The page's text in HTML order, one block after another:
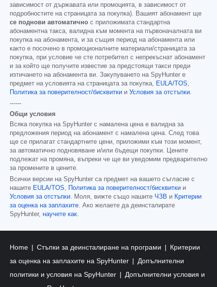
зависимост от държавата или промоцията, в зависимост от
подробностите на страницата за покупка). Вашият абонамент ще
се поднови автоматично с приложимата стандартна
абонаментна такса, валидна към момента на първоначалната ви
покупка на абонамента, и за същия период на абонамента или
както е посочено в промоционалните материали/страницата за
покупка, при условие че сте потребител с непрекъснат абонамент
и за който ще получите известие за предстоящи такси преди
изтичането на абонамента ви. Закупуването на SpyHunter е
предмет на условията на страницата за покупка, EULA/TOS,
Политика за поверителност/бисквитки и Условия за отстъпки.
------
Общи условия
Всяка покупка на SpyHunter с намалена цена е валидна за
предложения период на абонамент с намалена цена. След това
ще се прилагат стандартните цени, приложими към този момент,
за автоматично подновяване и/или бъдещи покупки. Цените
подлежат на промяна, въпреки че ще ви уведомим предварително
за промените в цените.
Всички версии на SpyHunter са предмет на вашето съгласие с
нашите EULA/TOS, Политика за поверителност/бисквитки и
Условия за отстъпки. Моля, вижте също нашите ЧЗВ и Критерии
за оценка на заплахите. Ако желаете да деинсталирате
SpyHunter, научете как.
Home Стъпки за деинсталиране на програми
Критерии
за оценка на заплахите на SpyHunter
Допълнителни
политики и условия на SpyHunter
Допълнителни условия и